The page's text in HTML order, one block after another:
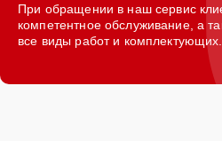
При обращении в наш сервис
компетентное обслуживание, а
все виды работ и комплектующих.